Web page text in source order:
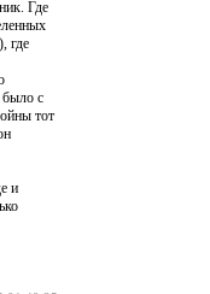
Где
где
было с
тот
и